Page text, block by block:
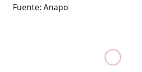
Fuente: Anapo